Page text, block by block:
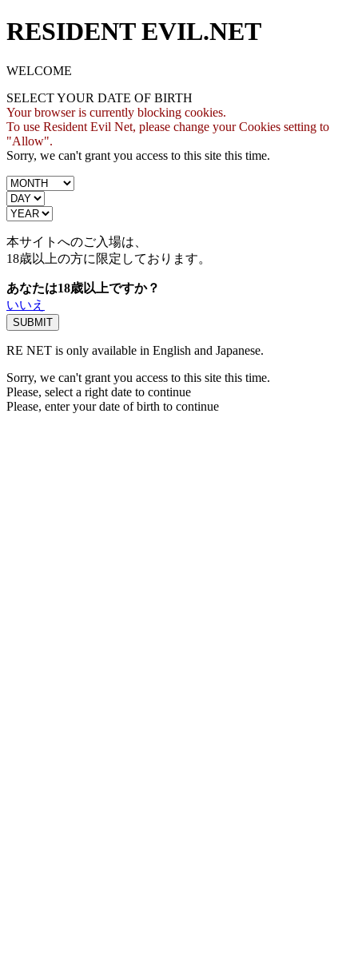
RESIDENT EVIL.NET
WELCOME
SELECT YOUR DATE OF BIRTH
Your browser is currently blocking cookies.
To use Resident Evil Net, please change your Cookies setting to
"Allow".
Sorry, we can't grant you access to this site this time.
本サイトへのご入場は、
18歳以上の方に限定しております。
あなたは18歳以上ですか？
いいえ
RE NET is only available in English and Japanese.
Sorry, we can't grant you access to this site this time.
Please, select a right date to continue
Please, enter your date of birth to continue